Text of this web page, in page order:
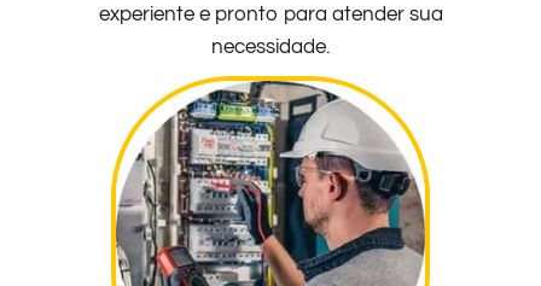
experiente e pronto para atender sua
necessidade.